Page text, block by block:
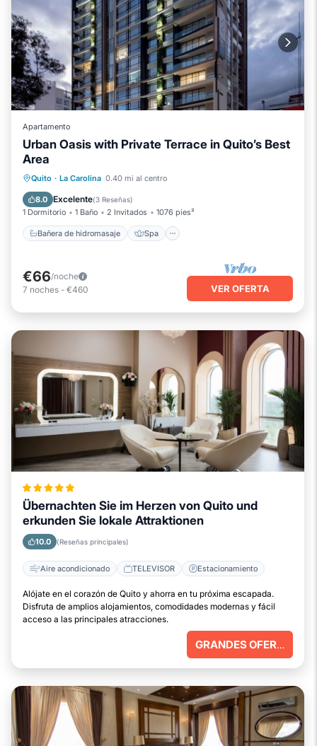
Apartamento
Urban Oasis with Private Terrace in Quito’s Best
Area
Quito · La Carolina 0.40 mi al centro
8.0 Excelente(3 Reseñas)
1 Dormitorio 1 Baño 2 Invitados 1076 pies²
Bañera de hidromasaje Spa
Bañera de hidromasaje
Balcón/Terraza
€66/noche
7 noches - €460 VER OFERTA
Übernachten Sie im Herzen von Quito und
erkunden Sie lokale Attraktionen
10.0 (Reseñas principales)
Aire acondicionado TELEVISOR Estacionamiento
Alójate en el corazón de Quito y ahorra en tu próxima escapada.
Disfruta de amplios alojamientos, comodidades modernas y fácil
acceso a las principales atracciones.
GRANDES OFERTAS